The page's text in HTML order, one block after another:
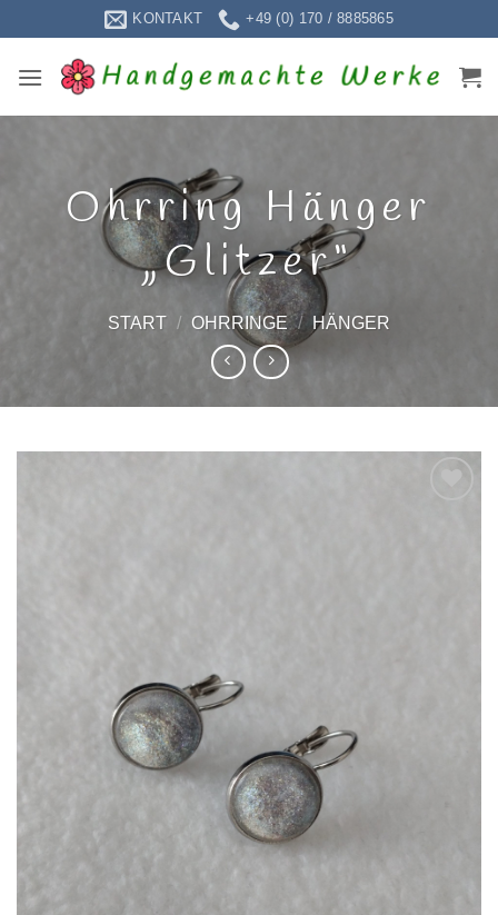
Inhalt
springen
KONTAKT +49 (0) 170 / 8885865
Ohrring Hänger
„Glitzer“
START / OHRRINGE / HÄNGER